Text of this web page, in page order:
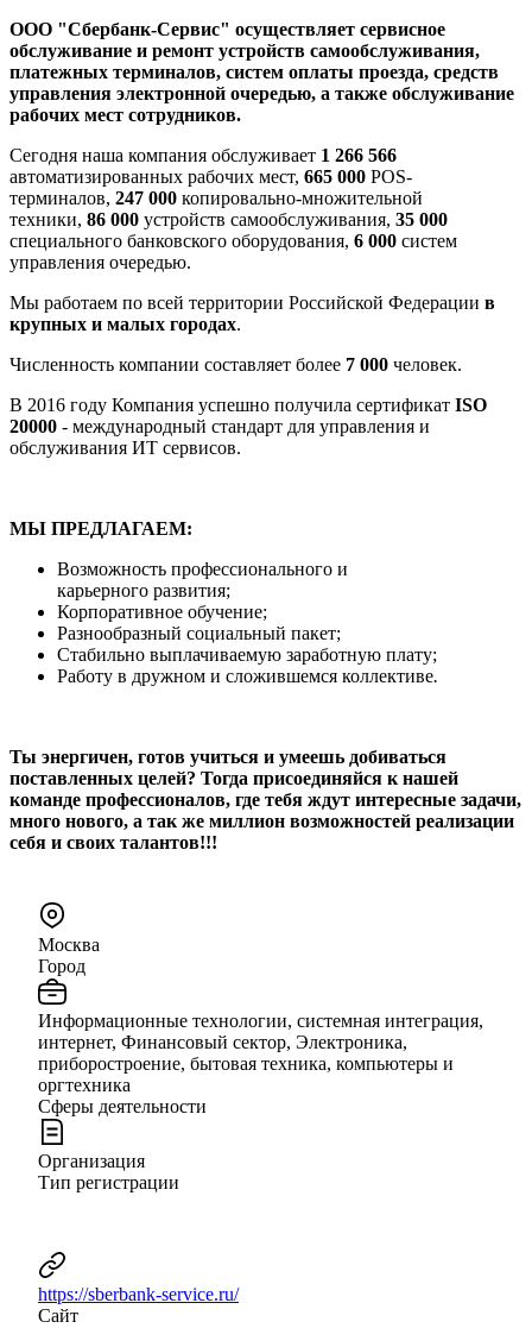
ООО "Сбербанк-Сервис" осуществляет сервисное
обслуживание и ремонт устройств самообслуживания,
платежных терминалов, систем оплаты проезда, средств
управления электронной очередью, а также обслуживание
рабочих мест сотрудников.
Сегодня наша компания обслуживает 1 266 566
автоматизированных рабочих мест, 665 000 POS-
терминалов, 247 000 копировально-множительной
техники, 86 000 устройств самообслуживания, 35 000
специального банковского оборудования, 6 000 систем
управления очередью.
Мы работаем по всей территории Российской Федерации в
крупных и малых городах.
Численность компании составляет более 7 000 человек.
В 2016 году Компания успешно получила сертификат ISO
20000 - международный стандарт для управления и
обслуживания ИТ сервисов.
МЫ ПРЕДЛАГАЕМ:
Возможность профессионального и
карьерного развития;
Корпоративное обучение;
Разнообразный социальный пакет;
Стабильно выплачиваемую заработную плату;
Работу в дружном и сложившемся коллективе.
Ты энергичен, готов учиться и умеешь добиваться
поставленных целей? Тогда присоединяйся к нашей
команде профессионалов, где тебя ждут интересные задачи,
много нового, а так же миллион возможностей реализации
себя и своих талантов!!!
Москва
Город
Информационные технологии, системная интеграция,
интернет, Финансовый сектор, Электроника,
приборостроение, бытовая техника, компьютеры и
оргтехника
Сферы деятельности
Организация
Тип регистрации
https://sberbank-service.ru/
Сайт